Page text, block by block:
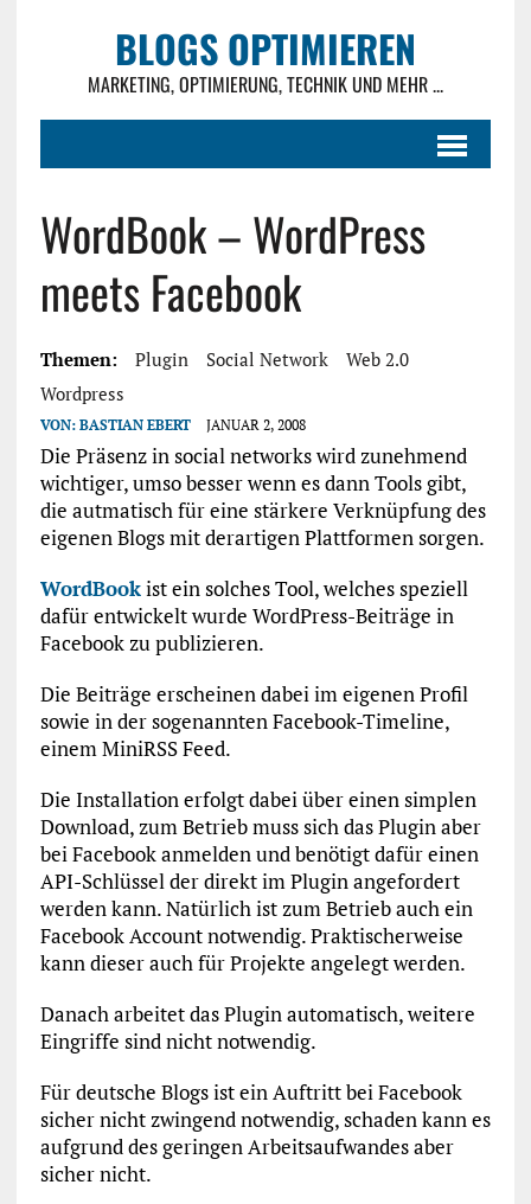
BLOGS OPTIMIEREN
MARKETING, OPTIMIERUNG, TECHNIK UND MEHR ...
WordBook – WordPress
meets Facebook
Themen: Plugin Social Network
Web 2.0
Wordpress
VON: BASTIAN EBERT JANUAR 2, 2008
Die Präsenz in social networks wird zunehmend
wichtiger, umso besser wenn es dann Tools gibt,
die autmatisch für eine stärkere Verknüpfung des
eigenen Blogs mit derartigen Plattformen sorgen.
WordBookist ein solches Tool, welches speziell
dafür entwickelt wurde WordPress-Beiträge in
Facebook zu publizieren.
Die Beiträge erscheinen dabei im eigenen Profil
sowie in der sogenannten Facebook-Timeline,
einem MiniRSS Feed.
Die Installation erfolgt dabei über einen simplen
Download, zum Betrieb muss sich das Plugin aber
bei Facebook anmelden und benötigt dafür einen
API-Schlüssel der direkt im Plugin angefordert
werden kann. Natürlich ist zum Betrieb auch ein
Facebook Account notwendig. Praktischerweise
kann dieser auch für Projekte angelegt werden.
Danach arbeitet das Plugin automatisch, weitere
Eingriffe sind nicht notwendig.
Für deutsche Blogs ist ein Auftritt bei Facebook
sicher nicht zwingend notwendig, schaden kann es
aufgrund des geringen Arbeitsaufwandes aber
sicher nicht.